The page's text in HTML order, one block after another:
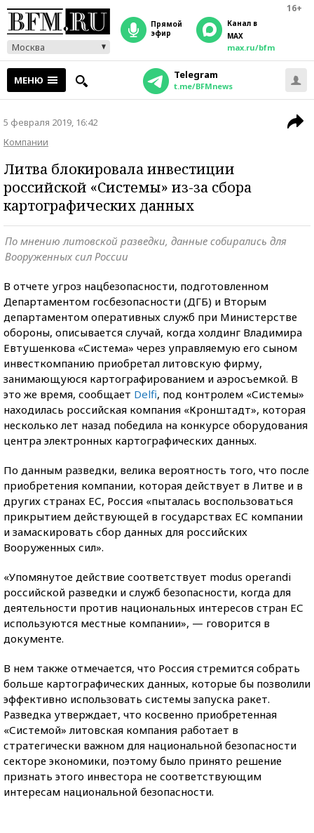
16+
Москва
прямой
эфир
Канал в
MAX
max.ru/bfm
МЕНЮ Telegram
t.me/BFMnews
5 февраля 2019, 16:42
Компании
Литва блокировала инвестиции
российской «Системы» из-за сбора
картографических данных
По мнению литовской разведки, данные собирались для
Вооруженных сил России
В отчете угроз нацбезопасности, подготовленном
Департаментом госбезопасности (ДГБ) и Вторым
департаментом оперативных служб при Министерстве
обороны, описывается случай, когда холдинг Владимира
Евтушенкова «Система» через управляемую его сыном
инвесткомпанию приобретал литовскую фирму,
занимающуюся картографированием и аэросъемкой. В
это же время, сообщает Delfi, под контролем «Системы»
находилась российская компания «Кронштадт», которая
несколько лет назад победила на конкурсе оборудования
центра электронных картографических данных.
По данным разведки, велика вероятность того, что после
приобретения компании, которая действует в Литве и в
других странах ЕС, Россия «пыталась воспользоваться
прикрытием действующей в государствах ЕС компании
и замаскировать сбор данных для российских
Вооруженных сил».
«Упомянутое действие соответствует modus operandi
российской разведки и служб безопасности, когда для
деятельности против национальных интересов стран ЕС
используются местные компании», — говорится в
документе.
В нем также отмечается, что Россия стремится собрать
больше картографических данных, которые бы позволили
эффективно использовать системы запуска ракет.
Разведка утверждает, что косвенно приобретенная
«Системой» литовская компания работает в
стратегически важном для национальной безопасности
секторе экономики, поэтому было принято решение
признать этого инвестора не соответствующим
интересам национальной безопасности.